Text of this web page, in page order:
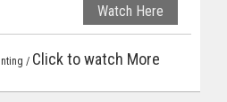
Watch Here
/ Click to watch More